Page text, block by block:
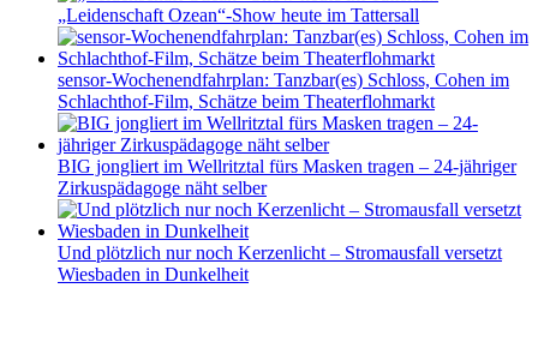
„Leidenschaft Ozean“-Show heute im Tattersall
sensor-Wochenendfahrplan: Tanzbar(es) Schloss, Cohen im
Schlachthof-Film, Schätze beim Theaterflohmarkt
BIG jongliert im Wellritztal fürs Masken tragen – 24-jähriger
Zirkuspädagoge näht selber
Und plötzlich nur noch Kerzenlicht – Stromausfall versetzt
Wiesbaden in Dunkelheit